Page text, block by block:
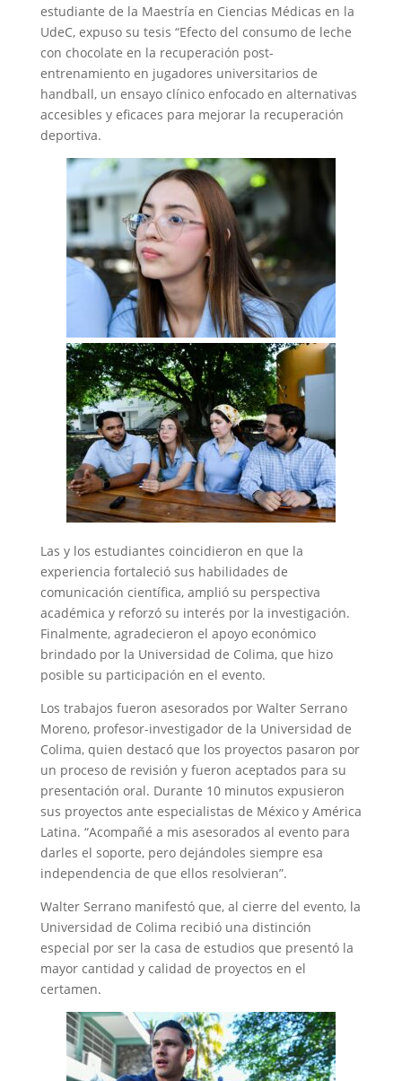
estudiante de la Maestría en Ciencias Médicas en la
UdeC, expuso su tesis “Efecto del consumo de leche
con chocolate en la recuperación post-
entrenamiento en jugadores universitarios de
handball, un ensayo clínico enfocado en alternativas
accesibles y eficaces para mejorar la recuperación
deportiva.
Las y los estudiantes coincidieron en que la
experiencia fortaleció sus habilidades de
comunicación científica, amplió su perspectiva
académica y reforzó su interés por la investigación.
Finalmente, agradecieron el apoyo económico
brindado por la Universidad de Colima, que hizo
posible su participación en el evento.
Los trabajos fueron asesorados por Walter Serrano
Moreno, profesor-investigador de la Universidad de
Colima, quien destacó que los proyectos pasaron por
un proceso de revisión y fueron aceptados para su
presentación oral. Durante 10 minutos expusieron
sus proyectos ante especialistas de México y América
Latina. “Acompañé a mis asesorados al evento para
darles el soporte, pero dejándoles siempre esa
independencia de que ellos resolvieran”.
Walter Serrano manifestó que, al cierre del evento, la
Universidad de Colima recibió una distinción
especial por ser la casa de estudios que presentó la
mayor cantidad y calidad de proyectos en el
certamen.